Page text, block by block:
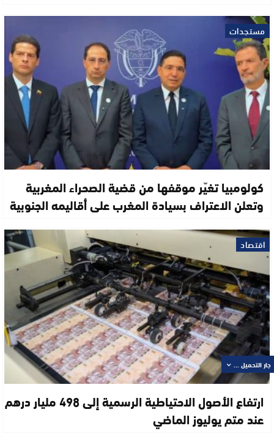
مستجدات
كولومبيا تغيّر موقفها من قضية الصحراء المغربية
وتعلن الاعتراف بسيادة المغرب على أقاليمه الجنوبية
اقتصاد
ارتفاع الأصول الاحتياطية الرسمية إلى 498 مليار درهم
عند متم يوليوز الماضي
جار التحميل ...